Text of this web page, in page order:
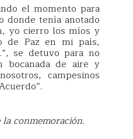
el momento para
donde tenía anotado
yo cierro los míos y
de Paz en mi país,
se detuvo para no
bocanada de aire y
campesinos
conmemoración.